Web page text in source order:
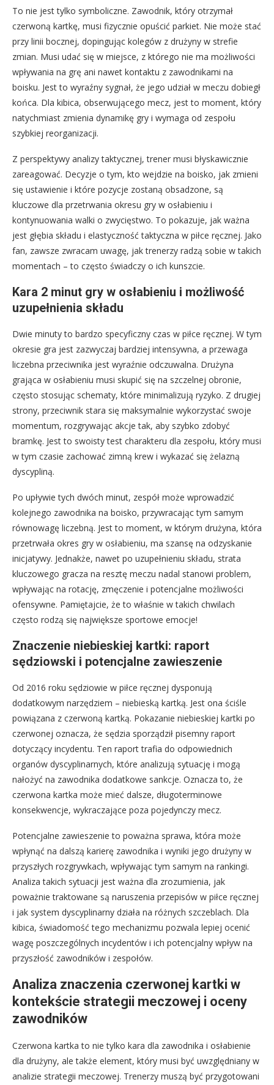
To nie jest tylko symboliczne. Zawodnik, który otrzymał
czerwoną kartkę, musi fizycznie opuścić parkiet. Nie może stać
przy linii bocznej, dopingując kolegów z drużyny w strefie
zmian. Musi udać się w miejsce, z którego nie ma możliwości
wpływania na grę ani nawet kontaktu z zawodnikami na
boisku. Jest to wyraźny sygnał, że jego udział w meczu dobiegł
końca. Dla kibica, obserwującego mecz, jest to moment, który
natychmiast zmienia dynamikę gry i wymaga od zespołu
szybkiej reorganizacji.
Z perspektywy analizy taktycznej, trener musi błyskawicznie
zareagować. Decyzje o tym, kto wejdzie na boisko, jak zmieni
się ustawienie i które pozycje zostaną obsadzone, są
kluczowe dla przetrwania okresu gry w osłabieniu i
kontynuowania walki o zwycięstwo. To pokazuje, jak ważna
jest głębia składu i elastyczność taktyczna w piłce ręcznej. Jako
fan, zawsze zwracam uwagę, jak trenerzy radzą sobie w takich
momentach – to często świadczy o ich kunszcie.
Kara 2 minut gry w osłabieniu i możliwość
uzupełnienia składu
Dwie minuty to bardzo specyficzny czas w piłce ręcznej. W tym
okresie gra jest zazwyczaj bardziej intensywna, a przewaga
liczebna przeciwnika jest wyraźnie odczuwalna. Drużyna
grająca w osłabieniu musi skupić się na szczelnej obronie,
często stosując schematy, które minimalizują ryzyko. Z drugiej
strony, przeciwnik stara się maksymalnie wykorzystać swoje
momentum, rozgrywając akcje tak, aby szybko zdobyć
bramkę. Jest to swoisty test charakteru dla zespołu, który musi
w tym czasie zachować zimną krew i wykazać się żelazną
dyscypliną.
Po upływie tych dwóch minut, zespół może wprowadzić
kolejnego zawodnika na boisko, przywracając tym samym
równowagę liczebną. Jest to moment, w którym drużyna, która
przetrwała okres gry w osłabieniu, ma szansę na odzyskanie
inicjatywy. Jednakże, nawet po uzupełnieniu składu, strata
kluczowego gracza na resztę meczu nadal stanowi problem,
wpływając na rotację, zmęczenie i potencjalne możliwości
ofensywne. Pamiętajcie, że to właśnie w takich chwilach
często rodzą się największe sportowe emocje!
Znaczenie niebieskiej kartki: raport
sędziowski i potencjalne zawieszenie
Od 2016 roku sędziowie w piłce ręcznej dysponują
dodatkowym narzędziem – niebieską kartką. Jest ona ściśle
powiązana z czerwoną kartką. Pokazanie niebieskiej kartki po
czerwonej oznacza, że sędzia sporządził pisemny raport
dotyczący incydentu. Ten raport trafia do odpowiednich
organów dyscyplinarnych, które analizują sytuację i mogą
nałożyć na zawodnika dodatkowe sankcje. Oznacza to, że
czerwona kartka może mieć dalsze, długoterminowe
konsekwencje, wykraczające poza pojedynczy mecz.
Potencjalne zawieszenie to poważna sprawa, która może
wpłynąć na dalszą karierę zawodnika i wyniki jego drużyny w
przyszłych rozgrywkach, wpływając tym samym na rankingi.
Analiza takich sytuacji jest ważna dla zrozumienia, jak
poważnie traktowane są naruszenia przepisów w piłce ręcznej
i jak system dyscyplinarny działa na różnych szczeblach. Dla
kibica, świadomość tego mechanizmu pozwala lepiej ocenić
wagę poszczególnych incydentów i ich potencjalny wpływ na
przyszłość zawodników i zespołów.
Analiza znaczenia czerwonej kartki w
kontekście strategii meczowej i oceny
zawodników
Czerwona kartka to nie tylko kara dla zawodnika i osłabienie
dla drużyny, ale także element, który musi być uwzględniany w
analizie strategii meczowej. Trenerzy muszą być przygotowani